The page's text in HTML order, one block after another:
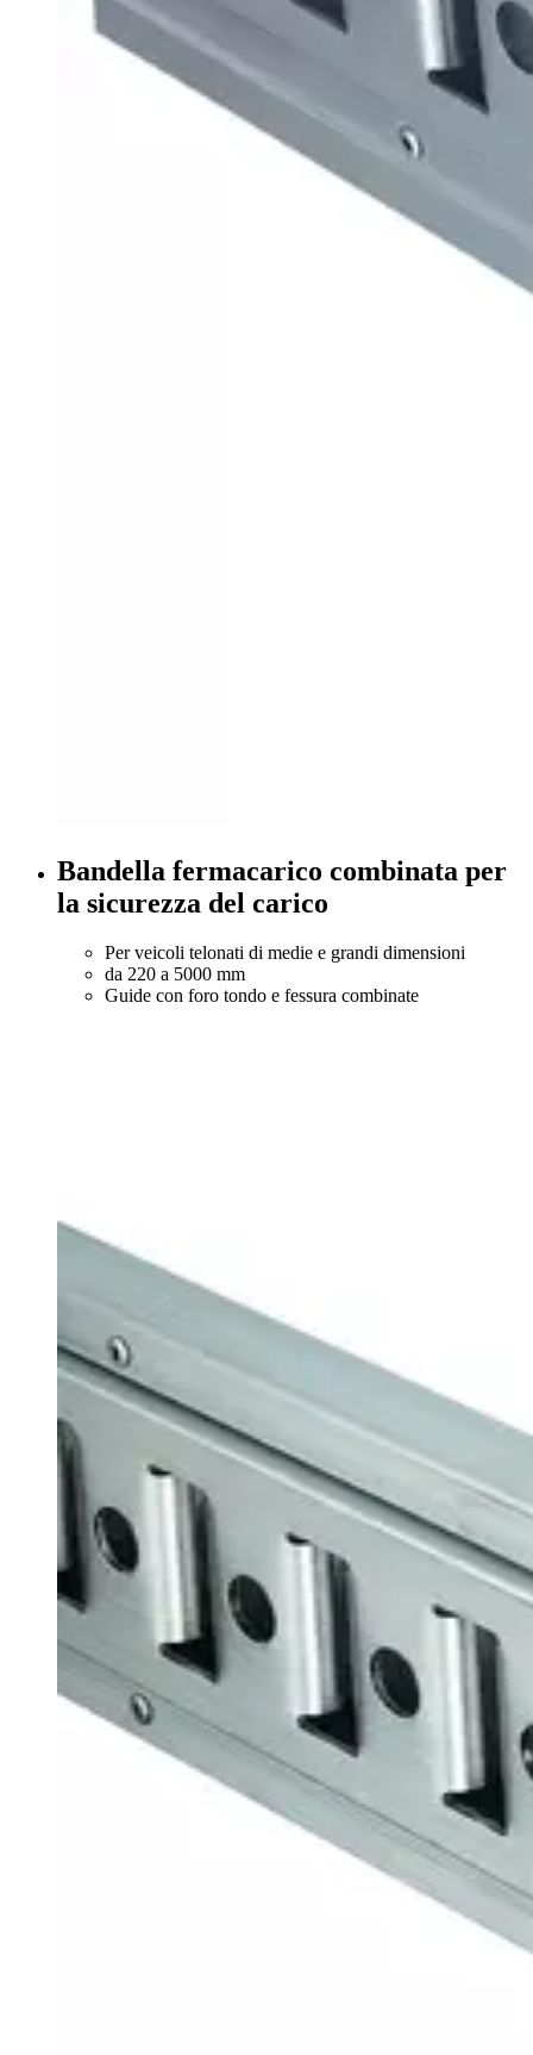
Bandella fermacarico combinata per
la sicurezza del carico
Per veicoli telonati di medie e grandi dimensioni
da 220 a 5000 mm
Guide con foro tondo e fessura combinate